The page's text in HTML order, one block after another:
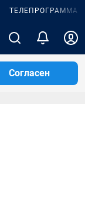
ТЕЛЕПРОГРАММА
Согласен